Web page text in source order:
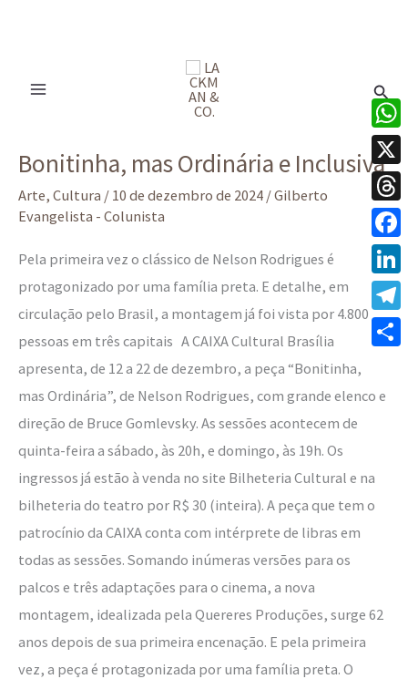
Bonitinha, mas Ordinária e Inclusiva
Arte, Cultura / 10 de dezembro de 2024 /Gilberto
Evangelista - Colunista
Pela primeira vez o clássico de Nelson Rodrigues é
protagonizado por uma família preta. E detalhe, em
circulação pelo Brasil, a montagem já foi vista por 4.800
pessoas em três capitais A CAIXA Cultural Brasília
apresenta, de 12 a 22 de dezembro, a peça “Bonitinha,
mas Ordinária”, de Nelson Rodrigues, com grande elenco e
direção de Bruce Gomlevsky. As sessões acontecem de
quinta-feira a sábado, às 20h, e domingo, às 19h. Os
ingressos já estão à venda no site Bilheteria Cultural e na
bilheteria do teatro por R$ 30 (inteira). A peça que tem o
patrocínio da CAIXA conta com intérprete de libras em
todas as sessões. Somando inúmeras versões para os
palcos e três adaptações para o cinema, a nova
montagem, idealizada pela Quereres Produções, surge 62
anos depois de sua primeira encenação. E pela primeira
vez, a peça é protagonizada por uma família preta. O
mas
Ordinária
e
X